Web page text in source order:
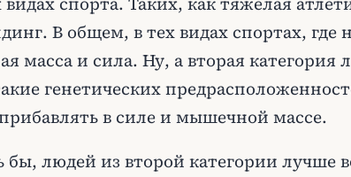
В общем, в тех видах спортах, где
масса и сила. Ну, а вторая категория
генетических
в силе и мышечной массе.
бы, людей из второй категории лучше